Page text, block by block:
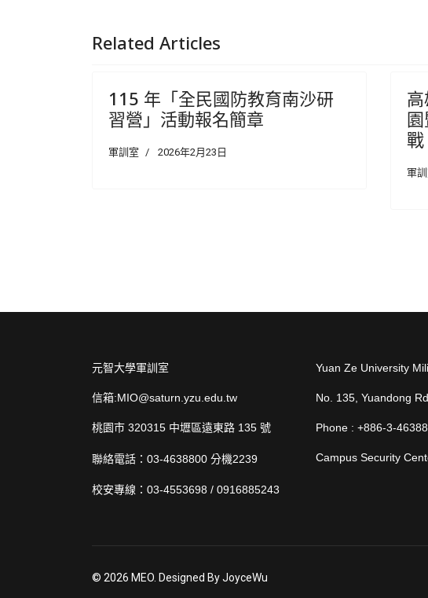
Related Articles
115 年「全民國防教育南沙研
習營」活動報名簡章
軍訓室 2026年2月23日
戰
軍
元智大學軍訓室
信箱:MIO@saturn.yzu.edu.tw
桃園市 320315 中壢區遠東路 135 號
聯絡電話：03-4638800 分機2239
校安專線：03-4553698 / 0916885243
Yuan Ze University
No. 135, Yuandong
Phone : +886-3-
Campus Security
© 2026 MEO. Designed By JoyceWu